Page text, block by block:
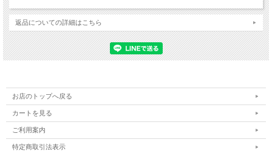
返品についての詳細はこちら
お店のトップへ戻る
カートを見る
ご利用案内
特定商取引法表示